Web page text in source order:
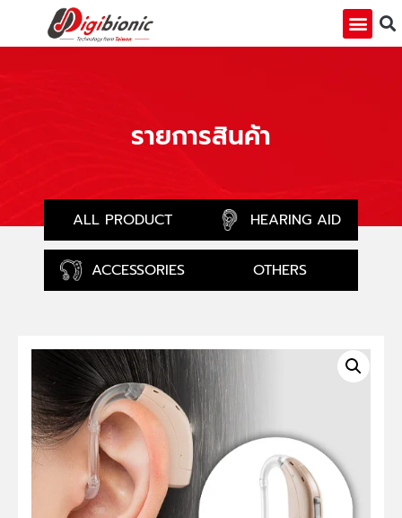
รายการสินค้า
ALL PRODUCT HEARING AID
ACCESSORIES OTHERS